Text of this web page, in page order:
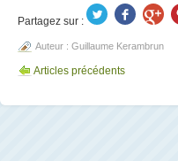
Partagez sur :
Auteur : Guillaume Kerambrun
Articles précédents